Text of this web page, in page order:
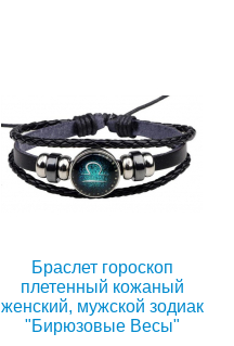
Браслет гороскоп
плетенный кожаный
женский, мужской зодиак
"Бирюзовые Весы"